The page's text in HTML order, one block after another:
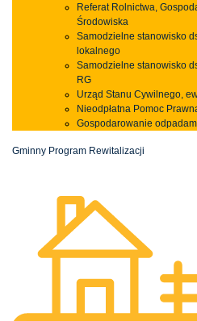
Referat Rolnictwa,
Środowiska
Samodzielne stanowisko
lokalnego
Samodzielne stanowisko
RG
Urząd Stanu Cywilnego,
Nieodpłatna Pomoc
Gospodarowanie
Gminny Program Rewitalizacji